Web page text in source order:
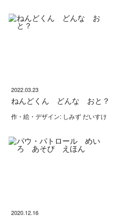
2022.03.23
ねんどくん どんな おと？
作・絵・デザイン: しみず だいすけ
2020.12.16